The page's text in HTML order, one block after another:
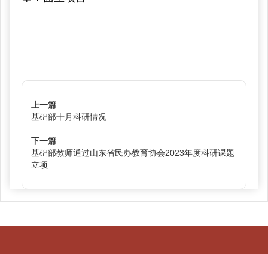
上一篇
基础部十月科研情况
下一篇
基础部教师通过山东省民办教育协会2023年度科研课题
立项